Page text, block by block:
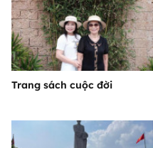
Trang sách cuộc đời